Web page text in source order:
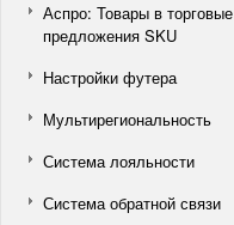
Аспро: Товары в торговые
предложения SKU
Настройки футера
Мультирегиональность
Система лояльности
Система обратной связи